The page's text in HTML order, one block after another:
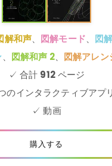
解和声、 図解モード、 図
、 図解和声 2、 図解アレン
✓ 合計 912ページ
のインタラクティブアプリ
✓ 動画
購入する